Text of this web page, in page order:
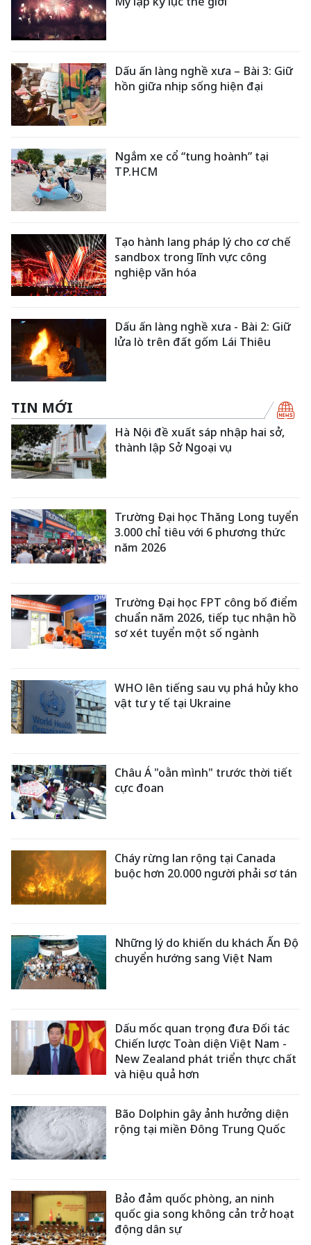
Dấu ấn làng nghề xưa – Bài 3: Giữ
hồn giữa nhịp sống hiện đại
Ngắm xe cổ “tung hoành” tại
TP.HCM
Tạo hành lang pháp lý cho cơ chế
sandbox trong lĩnh vực công
nghiệp văn hóa
Dấu ấn làng nghề xưa - Bài 2: Giữ
lửa lò trên đất gốm Lái Thiêu
TIN MỚI
Hà Nội đề xuất sáp nhập hai sở,
thành lập Sở Ngoại vụ
Trường Đại học Thăng Long tuyển
3.000 chỉ tiêu với 6 phương thức
năm 2026
Trường Đại học FPT công bố điểm
chuẩn năm 2026, tiếp tục nhận hồ
sơ xét tuyển một số ngành
WHO lên tiếng sau vụ phá hủy kho
vật tư y tế tại Ukraine
Châu Á "oằn mình" trước thời tiết
cực đoan
Cháy rừng lan rộng tại Canada
buộc hơn 20.000 người phải sơ tán
Những lý do khiến du khách Ấn Độ
chuyển hướng sang Việt Nam
Dấu mốc quan trọng đưa Đối tác
Chiến lược Toàn diện Việt Nam -
New Zealand phát triển thực chất
và hiệu quả hơn
Bão Dolphin gây ảnh hưởng diện
rộng tại miền Đông Trung Quốc
Bảo đảm quốc phòng, an ninh
quốc gia song không cản trở hoạt
động dân sự